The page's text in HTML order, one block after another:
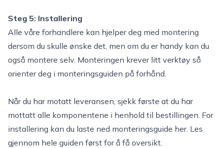
Steg 5: Installering
Alle våre forhandlere kan hjelper deg med montering
dersom du skulle ønske det, men om du er handy kan du
også montere selv. Monteringen krever litt verktøy så
orienter deg i monteringsguiden på forhånd.
Når du har motatt leveransen, sjekk første at du har
mottatt alle komponentene i henhold til bestillingen. For
installering kan du laste ned monteringsguide her. Les
gjennom hele guiden først for å få oversikt.